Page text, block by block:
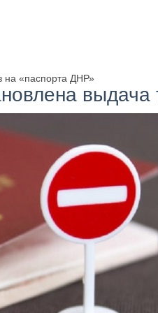
на «паспорта ДНР»